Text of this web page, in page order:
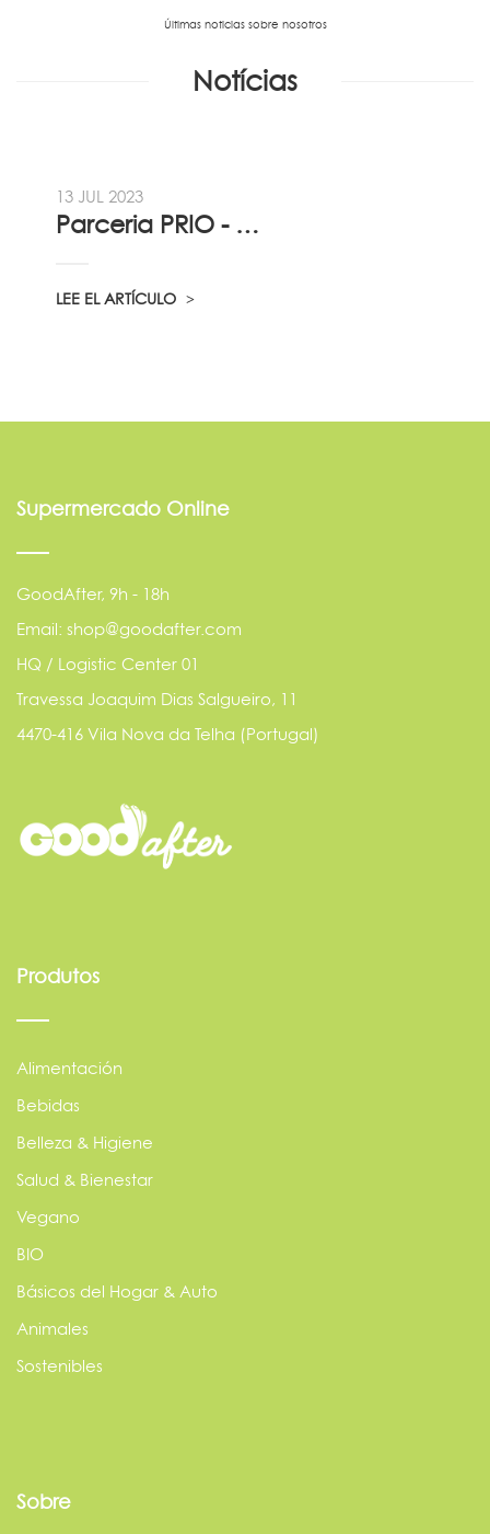
Últimas noticias sobre nosotros
Notícias
13 JUL 2023
Parceria PRIO - Viadireta - Goodafter...
LEE EL ARTÍCULO
Supermercado Online
GoodAfter, 9h - 18h
Email: shop@goodafter.com
HQ / Logistic Center 01
Travessa Joaquim Dias Salgueiro, 11
4470-416 Vila Nova da Telha (Portugal)
Produtos
Alimentación
Bebidas
Belleza & Higiene
Salud & Bienestar
Vegano
BIO
Básicos del Hogar & Auto
Animales
Sostenibles
Sobre